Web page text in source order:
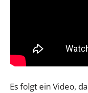
Es folgt ein Video,